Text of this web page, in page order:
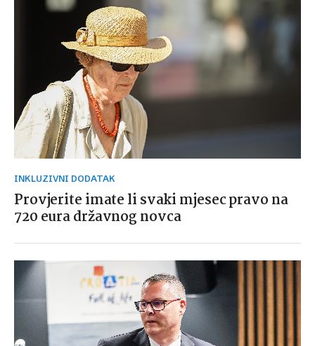
INKLUZIVNI DODATAK
Provjerite imate li svaki mjesec pravo na
720 eura državnog novca